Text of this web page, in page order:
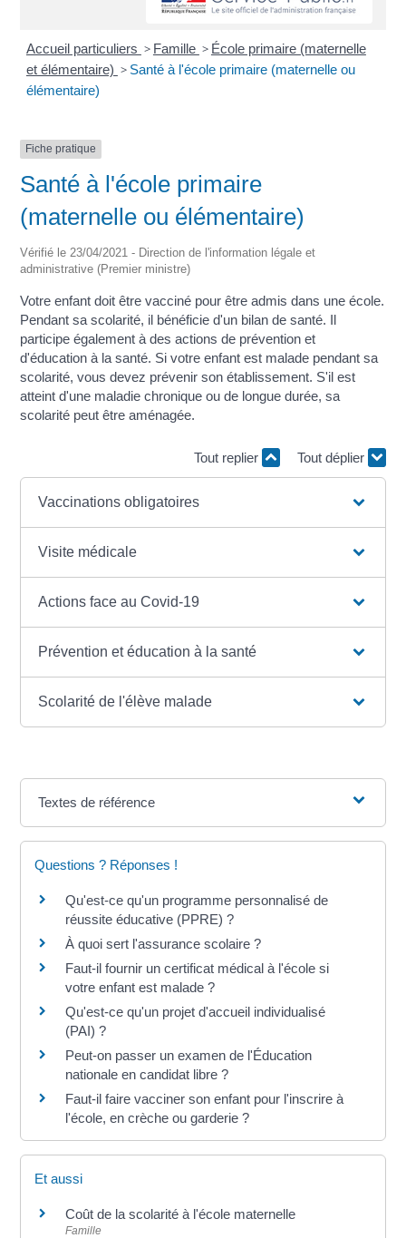
Accueil particuliers > Famille > École primaire (maternelle
et élémentaire) > Santé à l'école primaire (maternelle ou
élémentaire)
Fiche pratique
Santé à l'école primaire
(maternelle ou élémentaire)
Vérifié le 23/04/2021 - Direction de l'information légale et
administrative (Premier ministre)
Votre enfant doit être vacciné pour être admis dans une école.
Pendant sa scolarité, il bénéficie d'un bilan de santé. Il
participe également à des actions de prévention et
d'éducation à la santé. Si votre enfant est malade pendant sa
scolarité, vous devez prévenir son établissement. S'il est
atteint d'une maladie chronique ou de longue durée, sa
scolarité peut être aménagée.
Tout replier Tout déplier
Vaccinations obligatoires
Visite médicale
Actions face au Covid-19
Prévention et éducation à la santé
Scolarité de l'élève malade
Textes de référence
Questions ? Réponses !
Qu'est-ce qu'un programme personnalisé de
réussite éducative (PPRE) ?
À quoi sert l'assurance scolaire ?
Faut-il fournir un certificat médical à l'école si
votre enfant est malade ?
Qu'est-ce qu'un projet d'accueil individualisé
(PAI) ?
Peut-on passer un examen de l'Éducation
nationale en candidat libre ?
Faut-il faire vacciner son enfant pour l'inscrire à
l'école, en crèche ou garderie ?
Et aussi
Coût de la scolarité à l'école maternelle
Famille